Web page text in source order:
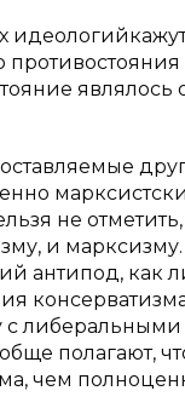
являлось
не отметить,
и
антипод, как
с
полагают,
чем